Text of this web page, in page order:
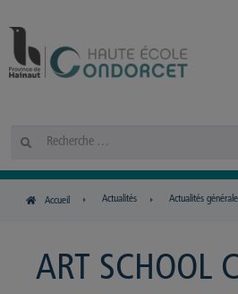
Rechercher
Accueil Actualités Actualités
ART SCHOOL